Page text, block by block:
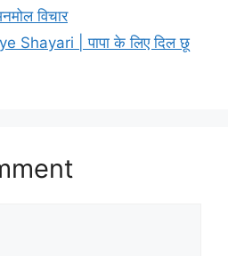
विचार
Shayari | पापा के लिए दिल छू